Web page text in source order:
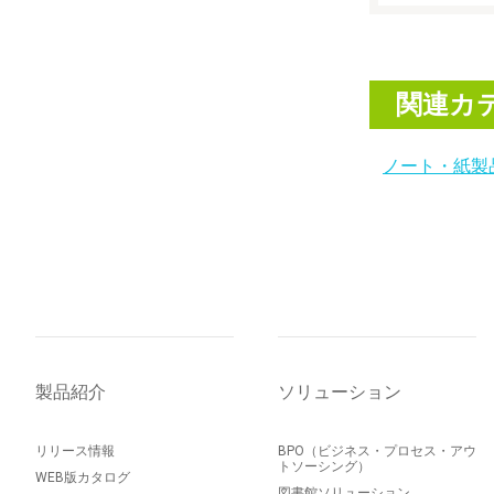
関連カ
ノート・紙製
製品紹介
リリース情報
WEB版カタログ
ソリューション
BPO（ビジネス・プロセス・アウ
トソーシング）